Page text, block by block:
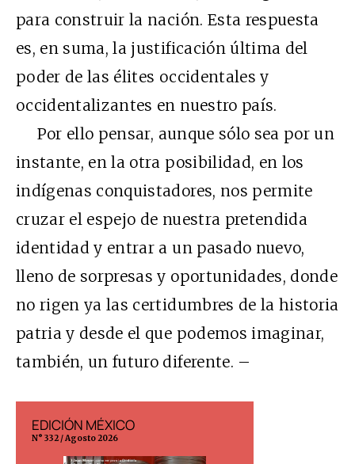
para construir la nación. Esta respuesta
es, en suma, la justificación última del
poder de las élites occidentales y
occidentalizantes en nuestro país.
Por ello pensar, aunque sólo sea por un
instante, en la otra posibilidad, en los
indígenas conquistadores, nos permite
cruzar el espejo de nuestra pretendida
identidad y entrar a un pasado nuevo,
lleno de sorpresas y oportunidades, donde
no rigen ya las certidumbres de la historia
patria y desde el que podemos imaginar,
también, un futuro diferente. –
EDICIÓN MÉXICO
N° 332 / Agosto 2026